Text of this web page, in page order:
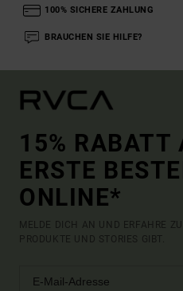
100% SICHERE ZAHLUNG
BRAUCHEN SIE HILFE?
15% RABATT
ERSTE
ONLINE*
MELDE DICH AN UND ERFAHRE
PRODUKTE UND STORIES GIBT.